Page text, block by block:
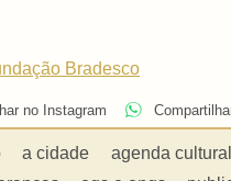
Bradesco
no Instagram
a cidade agenda cultural